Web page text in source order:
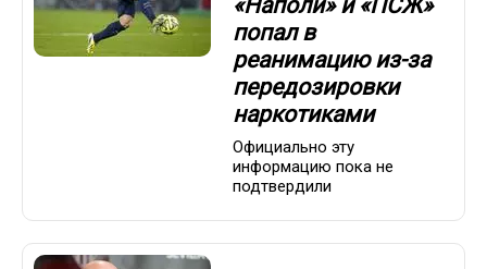
попал в
реанимацию из-за
передозировки
наркотиками
Официально эту
информацию пока не
подтвердили